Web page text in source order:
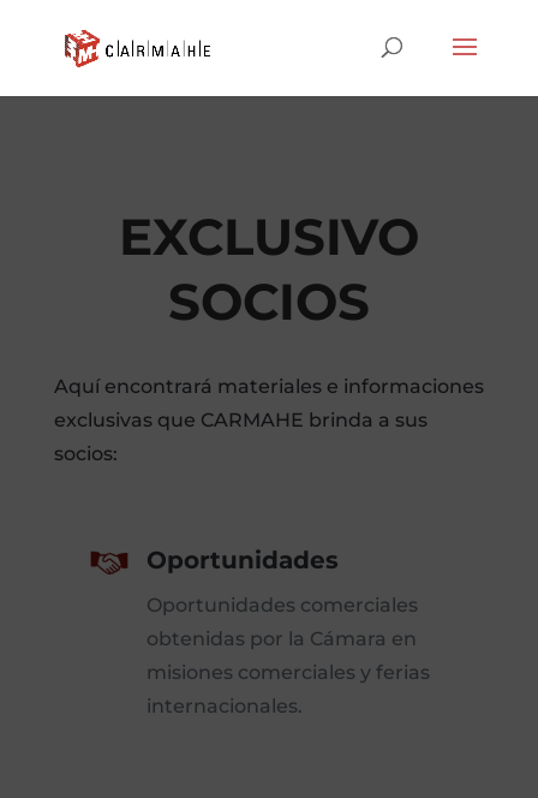
EXCLUSIVO
SOCIOS
Aquí encontrará materiales e informaciones
exclusivas que CARMAHE brinda a sus
socios:
Oportunidades
Oportunidades comerciales
obtenidas por la Cámara en
misiones comerciales y ferias
internacionales.